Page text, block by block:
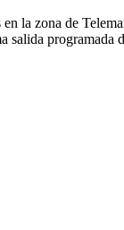
la zona de